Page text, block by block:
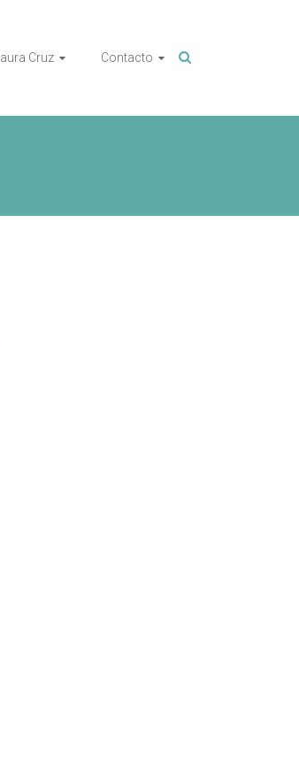
Laura Cruz Contacto